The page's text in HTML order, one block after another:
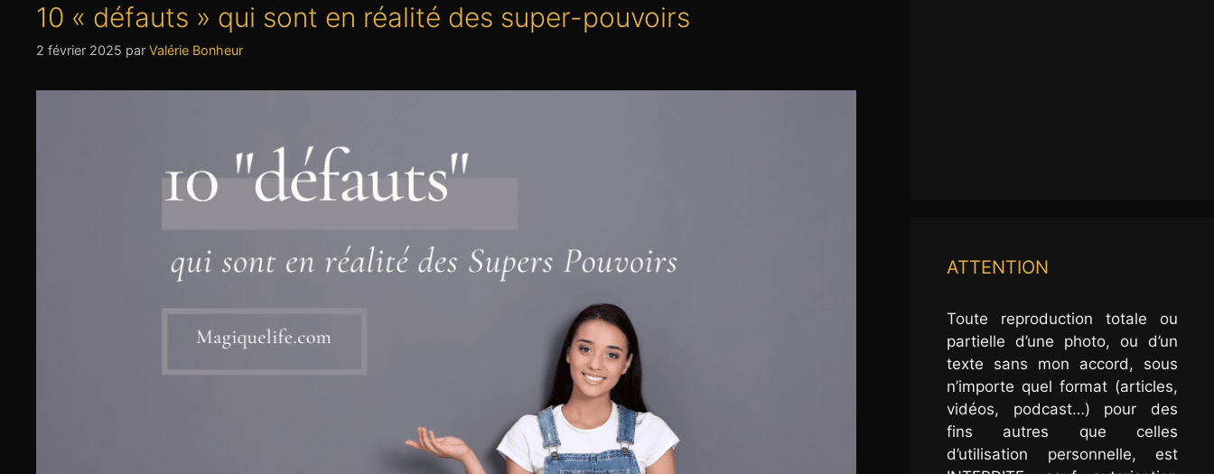
10 « défauts » qui sont en réalité des super-pouvoirs
2 février 2025 par Valérie Bonheur
ATTENTION
Toute reproduction totale ou
partielle d’une photo, ou d’un
texte sans mon accord, sous
n’importe quel format (articles,
vidéos, podcast…) pour des
fins autres que celles
d’utilisation personnelle, est